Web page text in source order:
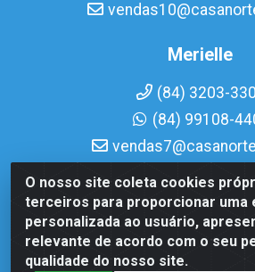
O nosso site coleta cookies
terceiros para proporcionar uma
personalizada ao usuário,
relevante de acordo com o seu
qualidade do nosso site.
Merielle
(84) 3203-
(84) 99108-
Casa Norte LTDA - Av. Interventor
Dix-Sept Rosado, Natal/RN - CEP
08.713.513/0001-51